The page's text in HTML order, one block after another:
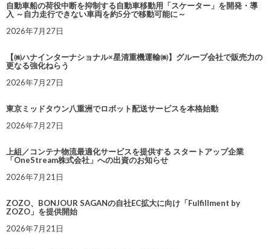
自動車船の荷役中断を抑制する自動車移動用「スケーター」を開発・導
入 ～自力走行できない車両を約5分で移動可能に～
2026年7月27日
【㈱ハナインターナショナル×星清重機運輸㈱】グループ会社で販売力の
更なる強化ねらう
2026年7月27日
東京ミッドタウン八重洲でロボット配送サービスを本格始動
2026年7月27日
上組／コンテナ物流最適化サービスを提供する スタートアップ企業
「OneStream株式会社」への出資のお知らせ
2026年7月21日
ZOZO、BONJOUR SAGANの自社EC拡大に向け「Fulfillment by
ZOZO」を提供開始
2026年7月21日